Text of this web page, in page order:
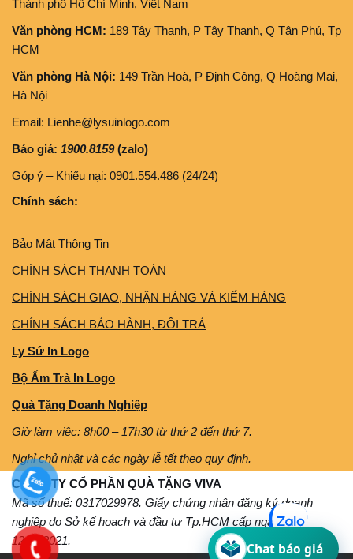
Thành phố Hồ Chí Minh, Việt Nam
Văn phòng HCM: 189 Tây Thạnh, P Tây Thạnh, Q Tân Phú, Tp
HCM
Văn phòng Hà Nội: 149 Trần Hoà, P Định Công, Q Hoàng Mai,
Hà Nội
Email: Lienhe@lysuinlogo.com
Báo giá: 1900.8159(zalo)
Góp ý – Khiếu nại: 0901.554.486 (24/24)
Chính sách:
Bảo Mật Thông Tin
CHÍNH SÁCH THANH TOÁN
CHÍNH SÁCH GIAO, NHẬN HÀNG VÀ KIỂM HÀNG
CHÍNH SÁCH BẢO HÀNH, ĐỔI TRẢ
Ly Sứ In Logo
Bộ Ấm Trà In Logo
Quà Tặng Doanh Nghiệp
Giờ làm việc: 8h00 – 17h30 từ thứ 2 đến thứ 7.
Nghỉ chủ nhật và các ngày lễ tết theo quy định.
CÔNG TY CỔ PHẦN QUÀ TẶNG VIVA
Mã số thuế: 0317029978. Giấy chứng nhận đăng ký doanh
nghiệp do Sở kế hoạch và đầu tư Tp.HCM cấp ngày
12/11/2021.
Chat báo giá